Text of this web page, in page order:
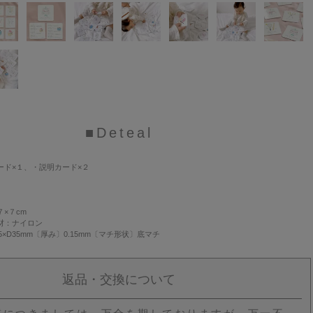
■Deteal
ド×１、・説明カード×２
×７cm
：ナイロン
〔厚み〕0.15mm〔マチ形状〕底マチ
返品・交換について